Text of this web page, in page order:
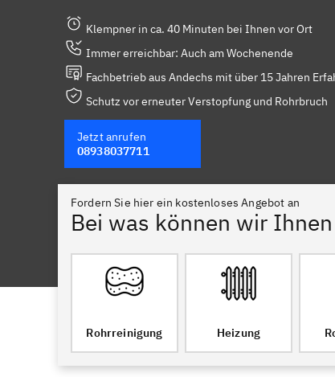
Klempner in ca. 40 Minuten bei Ihnen vor Ort
Immer erreichbar: Auch am Wochenende
Fachbetrieb aus Andechs mit über 15 Jahren
Schutz vor erneuter Verstopfung und Rohrbruch
Jetzt anrufen
08938037711
Fordern Sie hier ein kostenloses Angebot an
Bei was können wir
Rohrreinigung Heizung